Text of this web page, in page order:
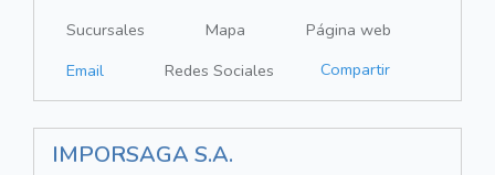
Sucursales Mapa
Página web
Email
Redes Sociales Compartir
IMPORSAGA S.A.